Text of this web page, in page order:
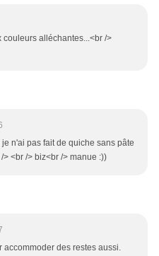
alléchantes...<br />
n'ai pas fait de quiche sans pâte
> <br /> biz<br /> manue :))
accommoder des restes aussi.